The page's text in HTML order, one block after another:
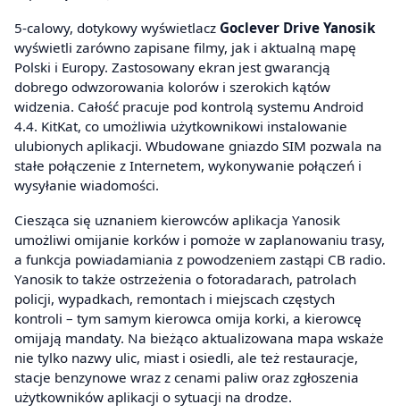
5-calowy, dotykowy wyświetlacz Goclever Drive Yanosik
wyświetli zarówno zapisane filmy, jak i aktualną mapę
Polski i Europy. Zastosowany ekran jest gwarancją
dobrego odwzorowania kolorów i szerokich kątów
widzenia. Całość pracuje pod kontrolą systemu Android
4.4. KitKat, co umożliwia użytkownikowi instalowanie
ulubionych aplikacji. Wbudowane gniazdo SIM pozwala na
stałe połączenie z Internetem, wykonywanie połączeń i
wysyłanie wiadomości.
Ciesząca się uznaniem kierowców aplikacja Yanosik
umożliwi omijanie korków i pomoże w zaplanowaniu trasy,
a funkcja powiadamiania z powodzeniem zastąpi CB radio.
Yanosik to także ostrzeżenia o fotoradarach, patrolach
policji, wypadkach, remontach i miejscach częstych
kontroli – tym samym kierowca omija korki, a kierowcę
omijają mandaty. Na bieżąco aktualizowana mapa wskaże
nie tylko nazwy ulic, miast i osiedli, ale też restauracje,
stacje benzynowe wraz z cenami paliw oraz zgłoszenia
użytkowników aplikacji o sytuacji na drodze.